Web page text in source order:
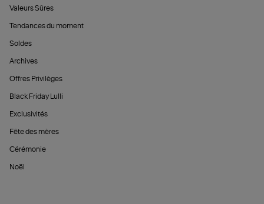
Valeurs Sûres
Tendances du moment
Soldes
Archives
Offres Privilèges
Black Friday Lulli
Exclusivités
Fête des mères
Cérémonie
Noël